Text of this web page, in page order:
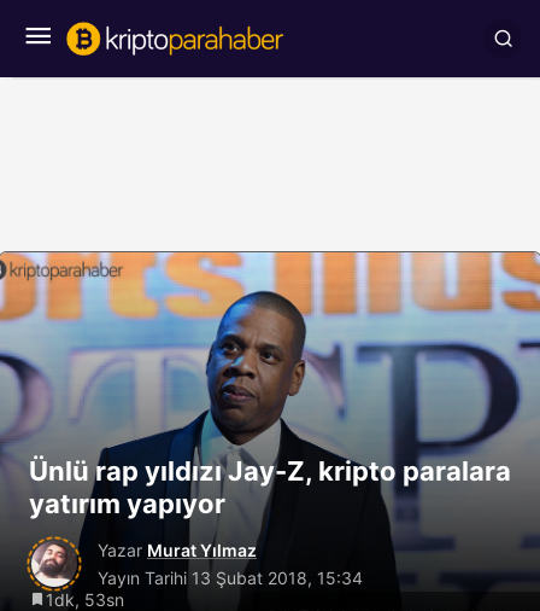
Ünlü rap yıldızı Jay-Z, kripto paralara
yatırım yapıyor
Yazar Murat Yılmaz
Yayın Tarihi 13 Şubat 2018, 15:34
1dk, 53sn